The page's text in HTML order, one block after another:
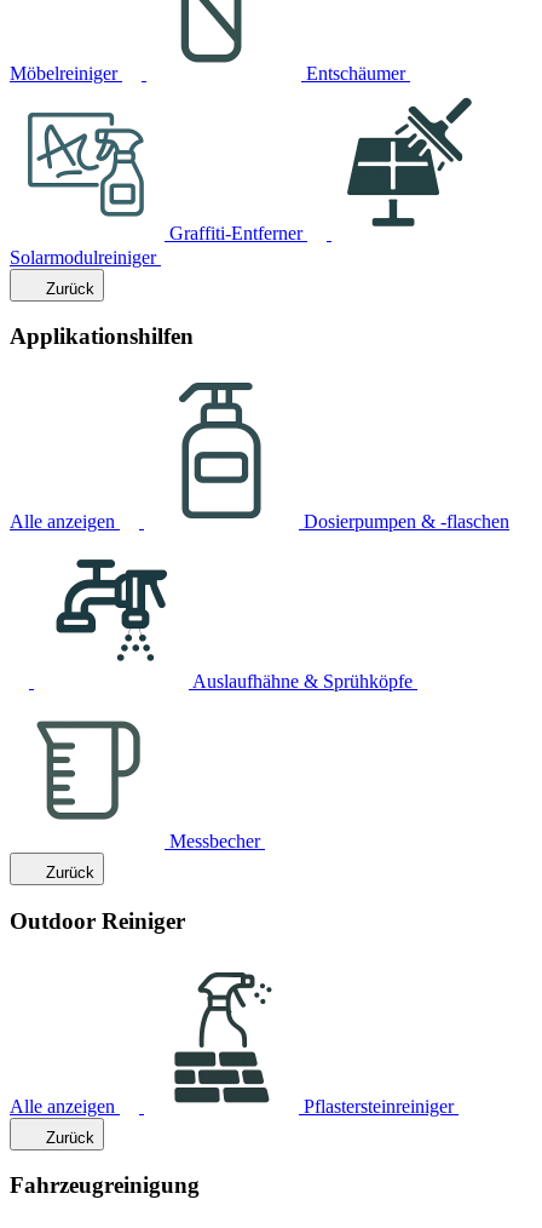
Möbelreiniger Entschäumer
Graffiti-Entferner
Solarmodulreiniger
Zurück
Applikationshilfen
Alle anzeigen Dosierpumpen & -flaschen
Auslaufhähne & Sprühköpfe
Messbecher
Zurück
Outdoor Reiniger
Alle anzeigen Pflastersteinreiniger
Zurück
Fahrzeugreinigung